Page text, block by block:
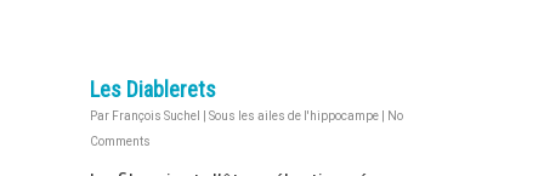
Les Diablerets
Par François Suchel Sous les ailes de l'hippocampe
No
Comments